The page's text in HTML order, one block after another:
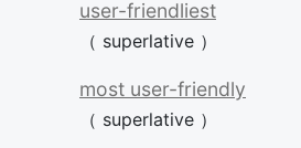
user-friendliest
（ superlative ）
most user-friendly
（ superlative ）